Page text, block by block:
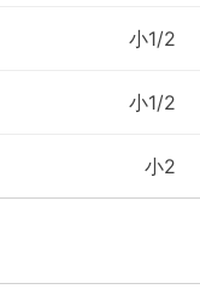
小1/2
小1/2
小2